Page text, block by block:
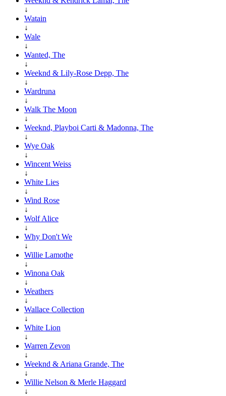
↓
Watain
↓
Wale
↓
Wanted, The
↓
Weeknd & Lily-Rose Depp, The
↓
Wardruna
↓
Walk The Moon
↓
Weeknd, Playboi Carti & Madonna, The
↓
Wye Oak
↓
Wincent Weiss
↓
White Lies
↓
Wind Rose
↓
Wolf Alice
↓
Why Don't We
↓
Willie Lamothe
↓
Winona Oak
↓
Weathers
↓
Wallace Collection
↓
White Lion
↓
Warren Zevon
↓
Weeknd & Ariana Grande, The
↓
Willie Nelson & Merle Haggard
↓